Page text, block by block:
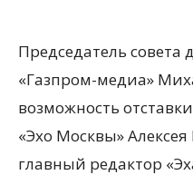
Председатель совета
«Газпром-медиа»
возможность
«Эхо Москвы»
главный редактор